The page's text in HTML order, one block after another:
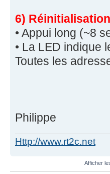
6)
• Appui long (~8
• La LED indique
Toutes les
Philippe
Http://www.rt2c.net
Afficher